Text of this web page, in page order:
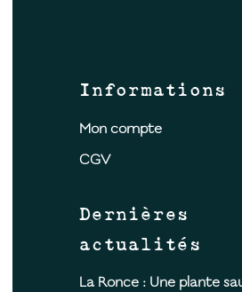
Informations
Mon compte
CGV
Dernières
actualités
La Ronce : Une plante